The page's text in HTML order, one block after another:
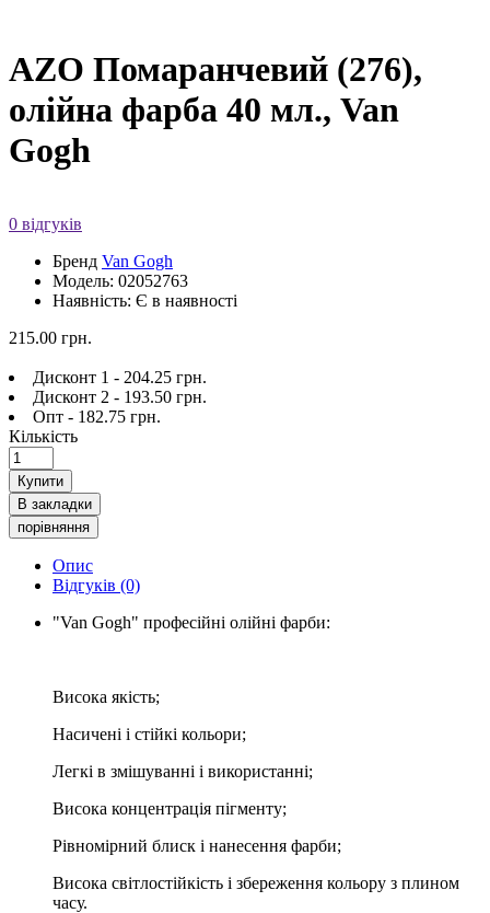
AZO Помаранчевий (276),
олійна фарба 40 мл., Van
Gogh
0 відгуків
Бренд Van Gogh
Модель: 02052763
Наявність: Є в наявності
215.00 грн.
Дисконт 1 - 204.25 грн.
Дисконт 2 - 193.50 грн.
Опт - 182.75 грн.
Кількість
Купити
В закладки
порівняння
Опис
Відгуків (0)
"Van Gogh" професійні олійні фарби:
Висока якість;
Насичені і стійкі кольори;
Легкі в змішуванні і використанні;
Висока концентрація пігменту;
Рівномірний блиск і нанесення фарби;
Висока світлостійкість і збереження кольору з плином
часу.